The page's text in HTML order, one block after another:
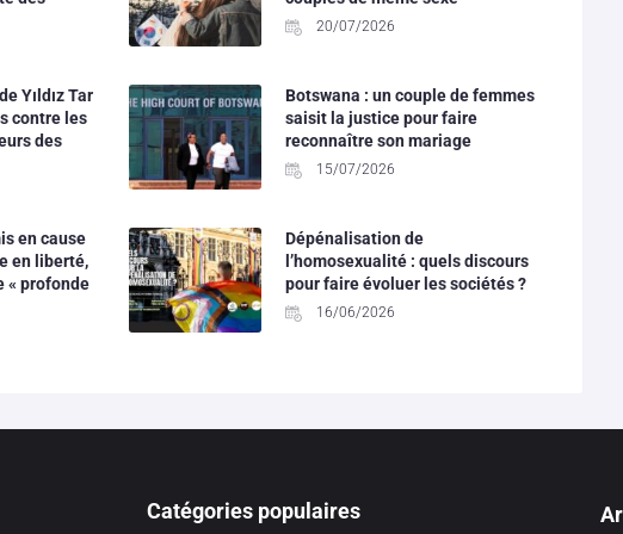
20/07/2026
Yıldız Tar
contre les
des
Botswana : un couple de femmes
saisit la justice pour faire
reconnaître son mariage
15/07/2026
en cause
en liberté,
« profonde
Dépénalisation de
l’homosexualité : quels discours
pour faire évoluer les sociétés ?
16/06/2026
Catégories populaires